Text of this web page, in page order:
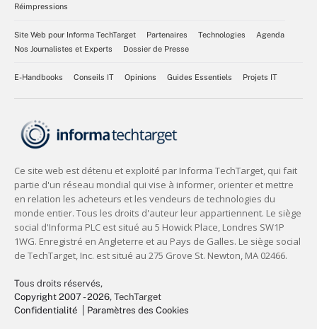
Réimpressions
Site Web pour Informa TechTarget Partenaires Technologies
Agenda
Nos Journalistes et Experts
Dossier de Presse
E-Handbooks Conseils IT Opinions Guides Essentiels Projets IT
Tous droits réservés,
Copyright 2007 - 2026, TechTarget
Confidentialité
Paramètres des Cookies